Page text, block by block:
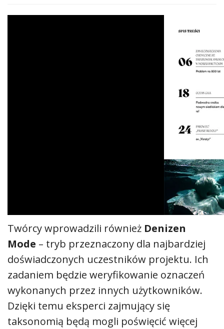
Twórcy wprowadzili również Denizen
Mode – tryb przeznaczony dla najbardziej
doświadczonych uczestników projektu. Ich
zadaniem będzie weryfikowanie oznaczeń
wykonanych przez innych użytkowników.
Dzięki temu eksperci zajmujący się
taksonomią będą mogli poświęcić więcej